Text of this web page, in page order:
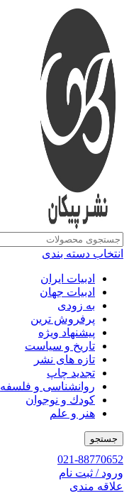
انتخاب دسته بندی
ادبیات ایران
ادبیات جهان
به زودی
پرفروش ترین
پیشنهاد ویژه
تاریخ و سیاست
تازه های نشر
تجدید چاپ
روانشناسی و فلسفه
کودك و نوجوان
هنر و علم
جستجو
021-88770652
ورود / ثبت نام
علاقه مندی